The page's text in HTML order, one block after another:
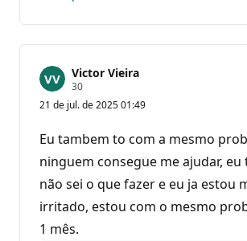
Victor Vieira
30P
o
n
o
s
d
e
p
21 de jul. de 2025 01:49
Eu tambem to com a mesmo
ninguem consegue me ajudar, eu
não sei o que fazer e eu ja estou
irritado, estou com o mesmo
1 mês.